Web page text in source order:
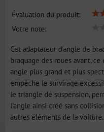
Évaluation du produit:
Votre note:
Cet adaptateur d'angle de
braquage des roues avant,
angle plus grand et plus
empêche le survirage
le triangle de suspension,
l'angle ainsi créé sans
autres éléments de la voiture.